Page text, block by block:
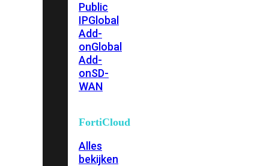
Public
IPGlobal
Add-
onGlobal
Add-
onSD-
WAN
FortiCloud
Alles
bekijken